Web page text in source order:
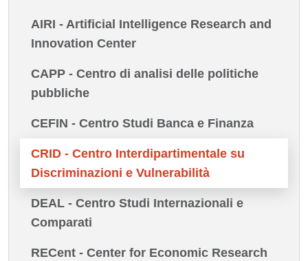
AIRI - Artificial Intelligence Research and
Innovation Center
CAPP - Centro di analisi delle politiche
pubbliche
CEFIN - Centro Studi Banca e Finanza
CRID - Centro Interdipartimentale su
Discriminazioni e Vulnerabilità
DEAL - Centro Studi Internazionali e
Comparati
RECent - Center for Economic Research